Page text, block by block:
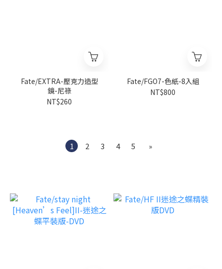
Fate/EXTRA-壓克力造型
鏡-尼祿
NT$260
Fate/FGO7-色紙-8入組
NT$800
1 2 3 4 5 »